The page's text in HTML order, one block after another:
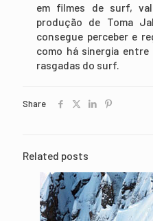
em filmes de surf,
produção de Toma
consegue perceber e
como há sinergia
rasgadas do surf.
Share
Related posts